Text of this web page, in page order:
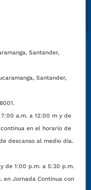
Santander,
Santander,
a.m. a 12:00 m y de
en el horario de
descanso al medio día.
de 1:00 p.m. a 5:30 p.m.
Continua con